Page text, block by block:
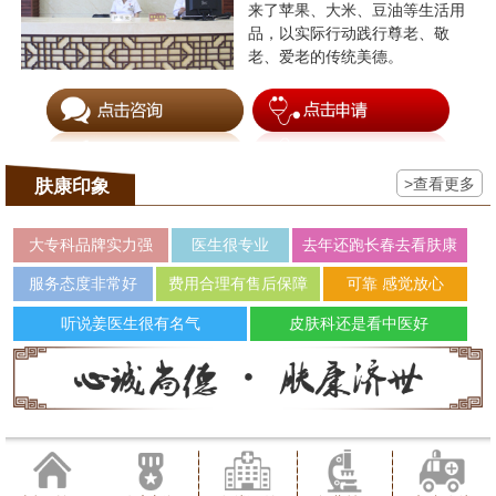
来了苹果、大米、豆油等生活用
品，以实际行动践行尊老、敬
老、爱老的传统美德。
肤康印象 >查看更多
大专科品牌实力强 医生很专业 去年还跑长春去看肤康
服务态度非常好 费用合理有售后保障 可靠 感觉放心
听说姜医生很有名气 皮肤科还是看中医好